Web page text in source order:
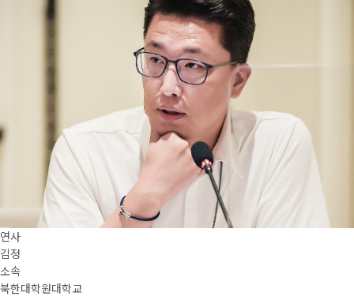
연사
김정
소속
북한대학원대학교